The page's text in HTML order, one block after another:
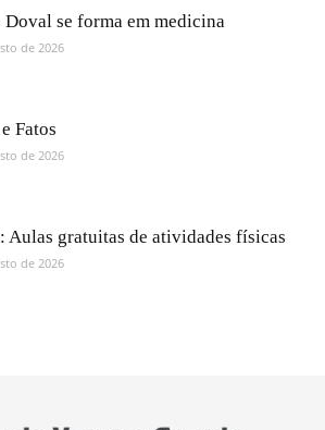
Doval se forma em medicina
de 2026
Fatos
de 2026
Aulas gratuitas de atividades físicas
de 2026